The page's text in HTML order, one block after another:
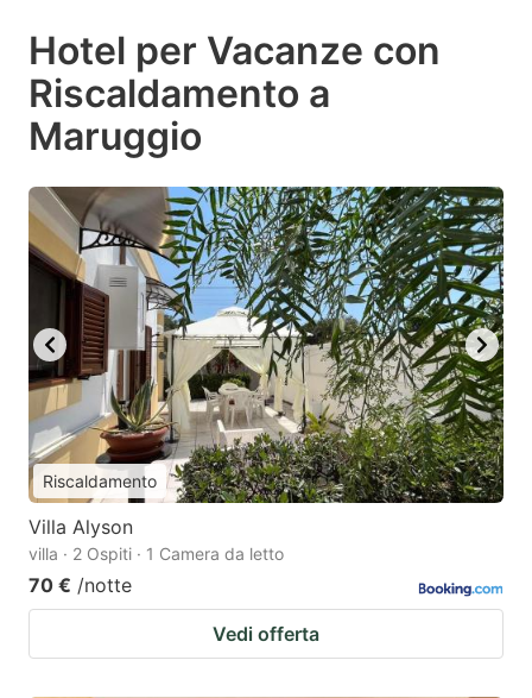
Hotel per Vacanze con
Riscaldamento a
Maruggio
Riscaldamento
Villa Alyson
villa · 2 Ospiti · 1 Camera da letto
70 € /notte
Vedi offerta